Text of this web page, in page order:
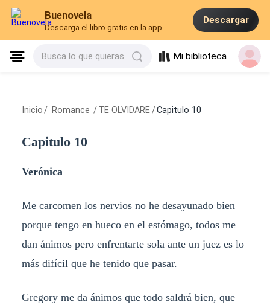
Buenovela
Descarga el libro gratis en la app
Descargar
Busca lo que quieras Mi biblioteca
Inicio / Romance /TE OLVIDARE /Capitulo 10
Capitulo 10
Verónica
Me carcomen los nervios no he desayunado bien
porque tengo en hueco en el estómago, todos me
dan ánimos pero enfrentarte sola ante un juez es lo
más difícil que he tenido que pasar.
Gregory me da ánimos que todo saldrá bien, que